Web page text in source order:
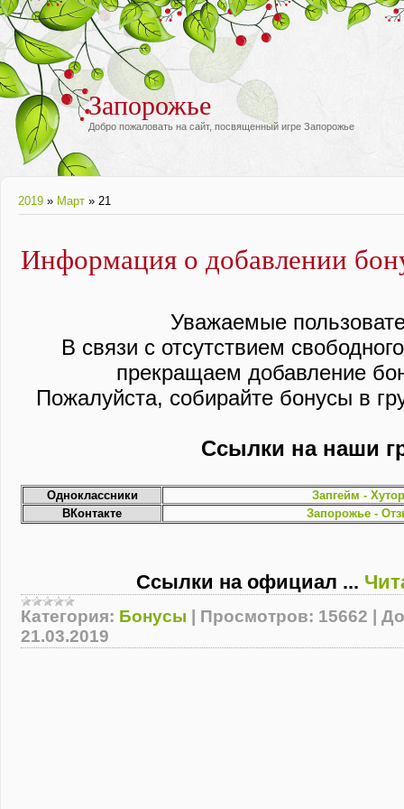
Запорожье
Добро пожаловать на сайт, посвященный игре Запорожье
2019 » Март » 21
Информация о добавлении
Уважаемые
В связи с отсутствием
прекращаем добавление
Пожалуйста, собирайте бонусы в
Ссылки на наши
Одноклассники
Запгейм -
ВКонтакте
Запорожье -
Ссылки на официал ...
Категория: Бонусы | Просмотров: 15662 |
21.03.2019